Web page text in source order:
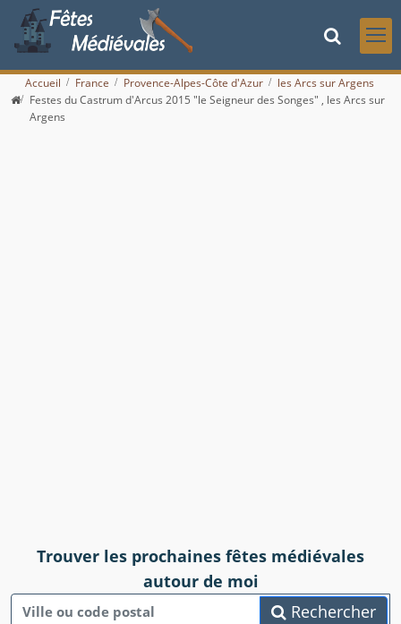
Accueil France Provence-Alpes-Côte d'Azur
les Arcs sur Argens
Festes du Castrum d'Arcus 2015 "le Seigneur des Songes" , les Arcs sur
Argens
Trouver les prochaines fêtes médiévales
autour de moi
Rechercher